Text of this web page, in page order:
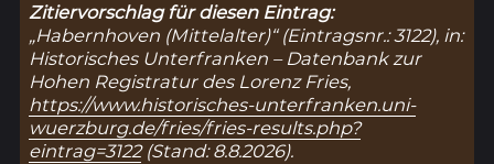
Zitiervorschlag für diesen Eintrag:
„Habernhoven (Mittelalter)“ (Eintragsnr.: 3122), in:
Historisches Unterfranken – Datenbank zur
Hohen Registratur des Lorenz Fries,
https://www.historisches-unterfranken.uni-
wuerzburg.de/fries/fries-results.php?
eintrag=3122(Stand: 8.8.2026).